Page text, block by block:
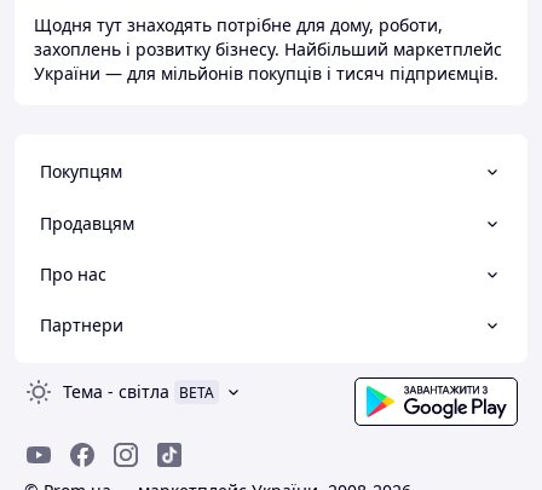
Щодня тут знаходять потрібне для дому, роботи,
захоплень і розвитку бізнесу. Найбільший маркетплейс
України — для мільйонів покупців і тисяч підприємців.
Покупцям
Продавцям
Про нас
Партнери
Тема - світла BETA